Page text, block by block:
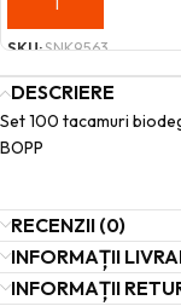
SKU:SNK9563
DESCRIERE
Set 100 tacamuri
BOPP
RECENZII (0)
INFORMAȚII
INFORMAȚII